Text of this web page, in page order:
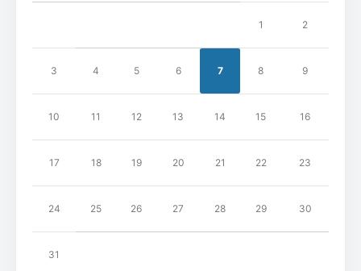
1 2
3 4 5 6 7 8 9
10 11 12 13 14 15 16
17 18 19 20 21 22 23
24 25 26 27 28 29 30
31